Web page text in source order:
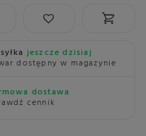
jeszcze dzisiaj
dostępny w magazynie
dostawa
cennik